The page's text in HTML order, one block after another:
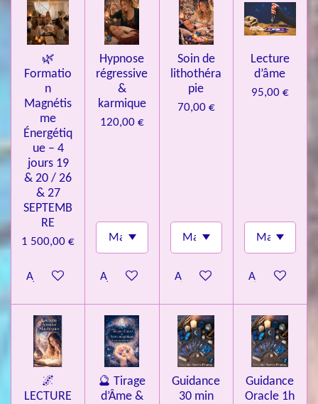
🌿
Formatio
n
Magnétis
me
Énergétiq
ue – 4
jours 19
& 20 / 26
& 27
SEPTEMB
RE
1 500,00 €
Ajouter au panier
Hypnose
régressive
&
karmique
120,00 €
Ajouter au panier
Soin de
lithothéra
pie
70,00 €
Ajouter au panier
Lecture
d’âme
95,00 €
Ajouter au
🌌
LECTURE
🔮 Tirage
d’Âme &
Guidance
30 min
Guidance
Oracle 1h